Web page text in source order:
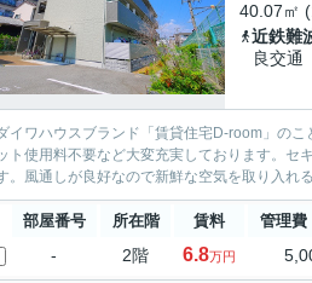
40.07㎡
近鉄難
良交通
イワハウスブランド「賃貸住宅D-room」の
ト使用料不要など大変充実しております。セ
。風通しが良好なので新鮮な空気を取り入れ
部屋番号 所在階 賃料 管理費
- 2階 6.8万円